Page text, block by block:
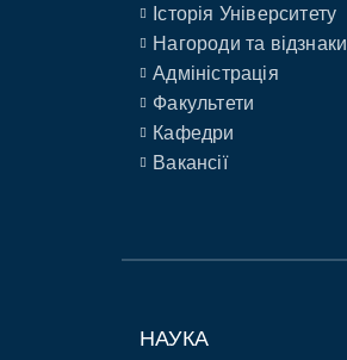
Історія Університету
Нагороди та відзнаки
Адміністрація
Факультети
Кафедри
Вакансії
НАУКА